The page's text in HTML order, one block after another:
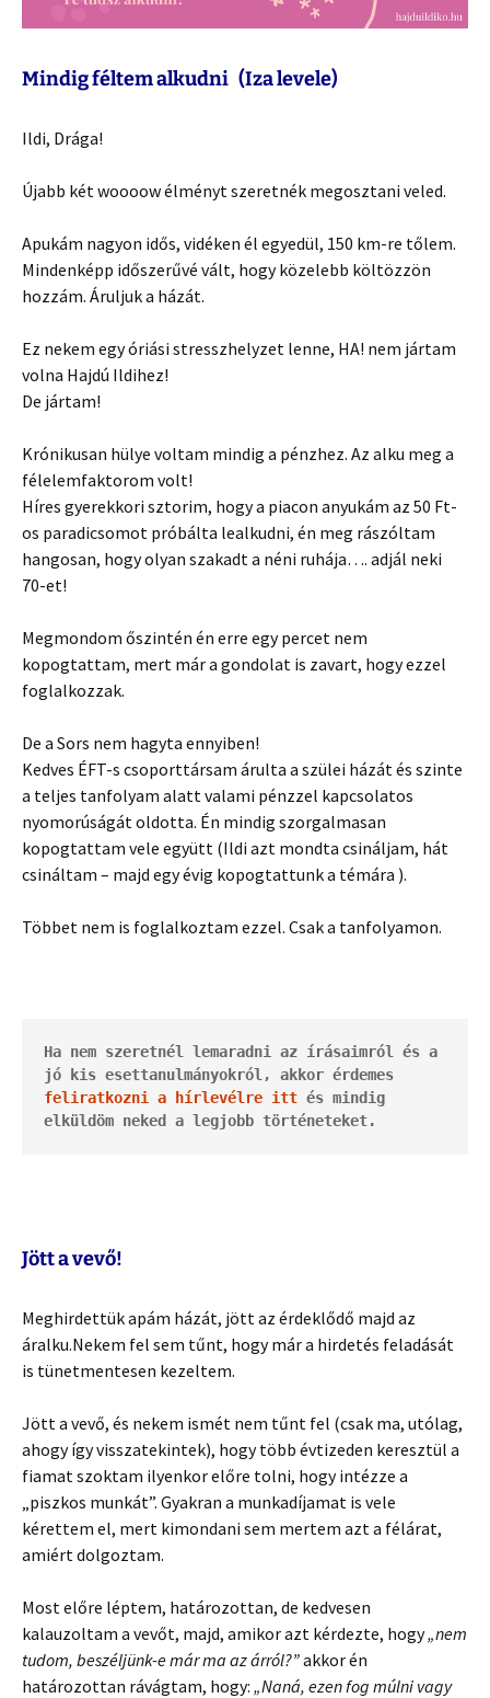
Mindig féltem alkudni (Iza levele)
Ildi, Drága!
Újabb két woooow élményt szeretnék megosztani veled.
Apukám nagyon idős, vidéken él egyedül, 150 km-re tőlem.
Mindenképp időszerűvé vált, hogy közelebb költözzön
hozzám. Áruljuk a házát.
Ez nekem egy óriási stresszhelyzet lenne, HA! nem jártam
volna Hajdú Ildihez!
De jártam!
Krónikusan hülye voltam mindig a pénzhez. Az alku meg a
félelemfaktorom volt!
Híres gyerekkori sztorim, hogy a piacon anyukám az 50 Ft-
os paradicsomot próbálta lealkudni, én meg rászóltam
hangosan, hogy olyan szakadt a néni ruhája…. adjál neki
70-et!
Megmondom őszintén én erre egy percet nem
kopogtattam, mert már a gondolat is zavart, hogy ezzel
foglalkozzak.
De a Sors nem hagyta ennyiben!
Kedves ÉFT-s csoporttársam árulta a szülei házát és szinte
a teljes tanfolyam alatt valami pénzzel kapcsolatos
nyomorúságát oldotta. Én mindig szorgalmasan
kopogtattam vele együtt (Ildi azt mondta csináljam, hát
csináltam – majd egy évig kopogtattunk a témára ).
Többet nem is foglalkoztam ezzel. Csak a tanfolyamon.
Ha nem szeretnél lemaradni az írásaimról és a
feliratkozni a hírlevélre itt és mindig
elküldöm neked a legjobb történeteket.
Jött a vevő!
Meghirdettük apám házát, jött az érdeklődő majd az
áralku.Nekem fel sem tűnt, hogy már a hirdetés feladását
is tünetmentesen kezeltem.
Jött a vevő, és nekem ismét nem tűnt fel (csak ma, utólag,
ahogy így visszatekintek), hogy több évtizeden keresztül a
fiamat szoktam ilyenkor előre tolni, hogy intézze a
„piszkos munkát”. Gyakran a munkadíjamat is vele
kérettem el, mert kimondani sem mertem azt a félárat,
amiért dolgoztam.
Most előre léptem, határozottan, de kedvesen
kalauzoltam a vevőt, majd, amikor azt kérdezte, hogy„nem
tudom, beszéljünk-e már ma az árról?”akkor én
határozottan rávágtam, hogy: „Naná, ezen fog múlni vagy